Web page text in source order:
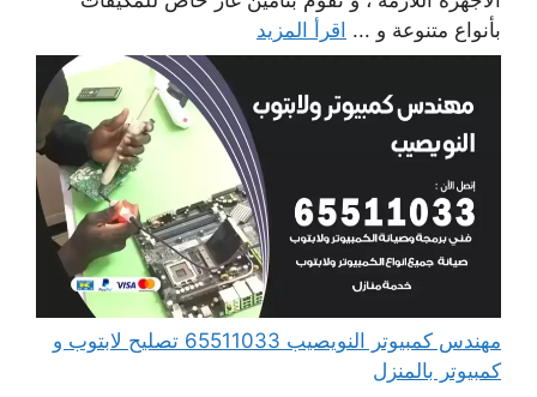
بأنواع متنوعة و ... اقرأ المزيد
مهندس كمبيوتر النويصيب 65511033 تصليح لابتوب و
كمبيوتر بالمنزل